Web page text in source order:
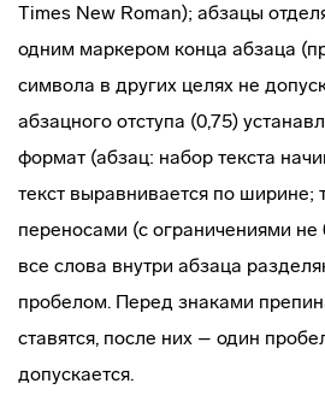
Times New Roman); абзацы
одним маркером конца абзаца
символа в других целях не
абзацного отступа (0,75)
формат (абзац: набор текста
текст выравнивается по ширине;
переносами (с ограничениями
все слова внутри абзаца
пробелом. Перед знаками
ставятся, после них – один
допускается.